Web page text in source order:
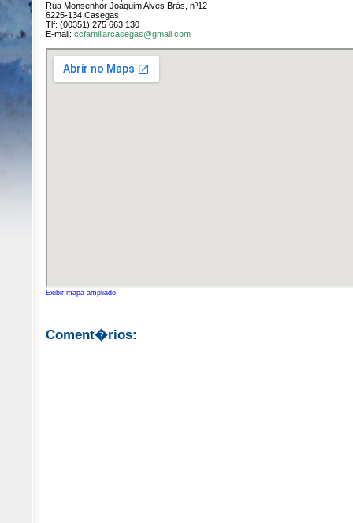
Rua Monsenhor Joaquim Alves Brás, nº12
6225-134 Casegas
Tlf: (00351) 275 663 130
E-mail: ccfamiliarcasegas@gmail.com
Exibir mapa ampliado
Coment�rios: